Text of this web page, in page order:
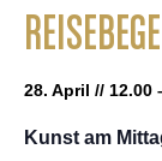
28. April // 12.00
Kunst am